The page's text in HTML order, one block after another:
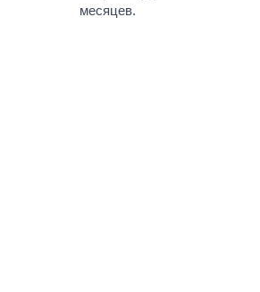
ГЛАВЫ ОБЛАДМИНИСТРАЦИЙ
месяцев.